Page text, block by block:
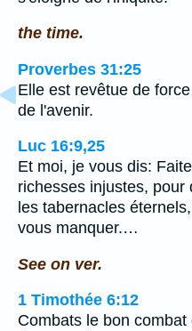
the time.
Proverbes 31:25
Elle est revêtue de
de l'avenir.
Luc 16:9,25
Et moi, je vous dis:
richesses injustes, pour
les tabernacles
vous manquer.…
See on ver.
1 Timothée 6:12
Combats le bon